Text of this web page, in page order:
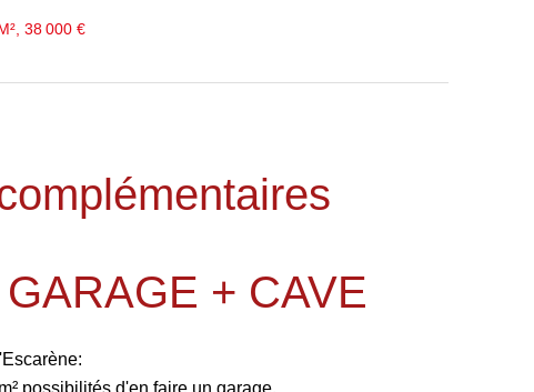
38 000 €
+ CAVE
possibilités d'en faire un garage.